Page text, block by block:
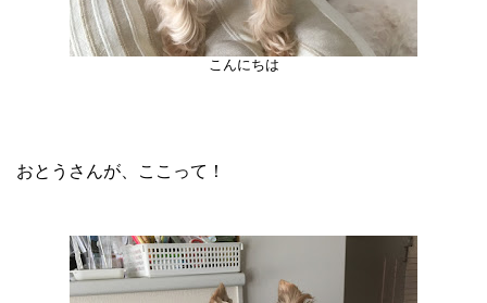
こんにちは
おとうさんが、ここって！